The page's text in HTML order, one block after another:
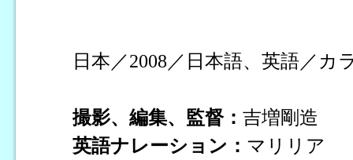
日本／2008／日本語、英語／カ
撮影、編集、監督： 吉増剛造
英語ナレーション： マリリア